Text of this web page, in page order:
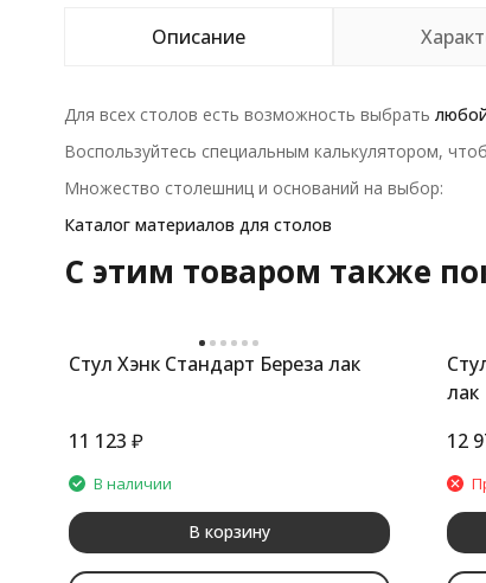
Описание
Для всех столов есть возможность выбрать
Воспользуйтесь специальным калькулятором,
Множество столешниц и оснований на выбор:
Каталог материалов для столов
C этим товаром также
Стул Хэнк Стандарт Береза лак
11 123 ₽
В наличии
В корзину
лак
12